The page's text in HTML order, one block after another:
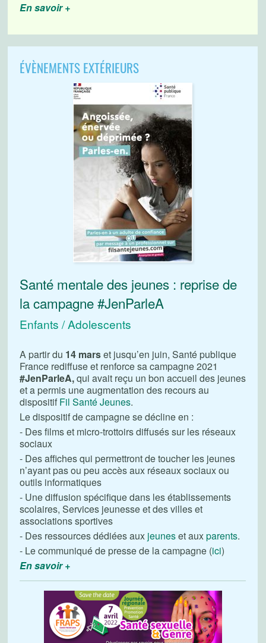
En savoir +
ÉVÈNEMENTS EXTÉRIEURS
Santé mentale des jeunes : reprise de
la campagne #JenParleA
Enfants / Adolescents
A partir du 14 marset jusqu’en juin, Santé publique
France rediffuse et renforce sa campagne 2021
#JenParleA,qui avait reçu un bon accueil des jeunes
et a permis une augmentation des recours au
dispositif Fil Santé Jeunes.
Le dispositif de campagne se décline en :
- Des films et micro-trottoirs diffusés sur les réseaux
sociaux
- Des affiches qui permettront de toucher les jeunes
n’ayant pas ou peu accès aux réseaux sociaux ou
outils informatiques
- Une diffusion spécifique dans les établissements
scolaires, Services jeunesse et des villes et
associations sportives
- Des ressources dédiées aux jeuneset auxparents.
- Le communiqué de presse de la campagne (ici)
En savoir +